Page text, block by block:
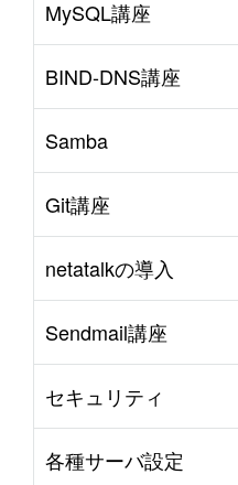
MySQL講座
BIND-DNS講座
Samba
Git講座
netatalkの導入
Sendmail講座
セキュリティ
各種サーバ設定